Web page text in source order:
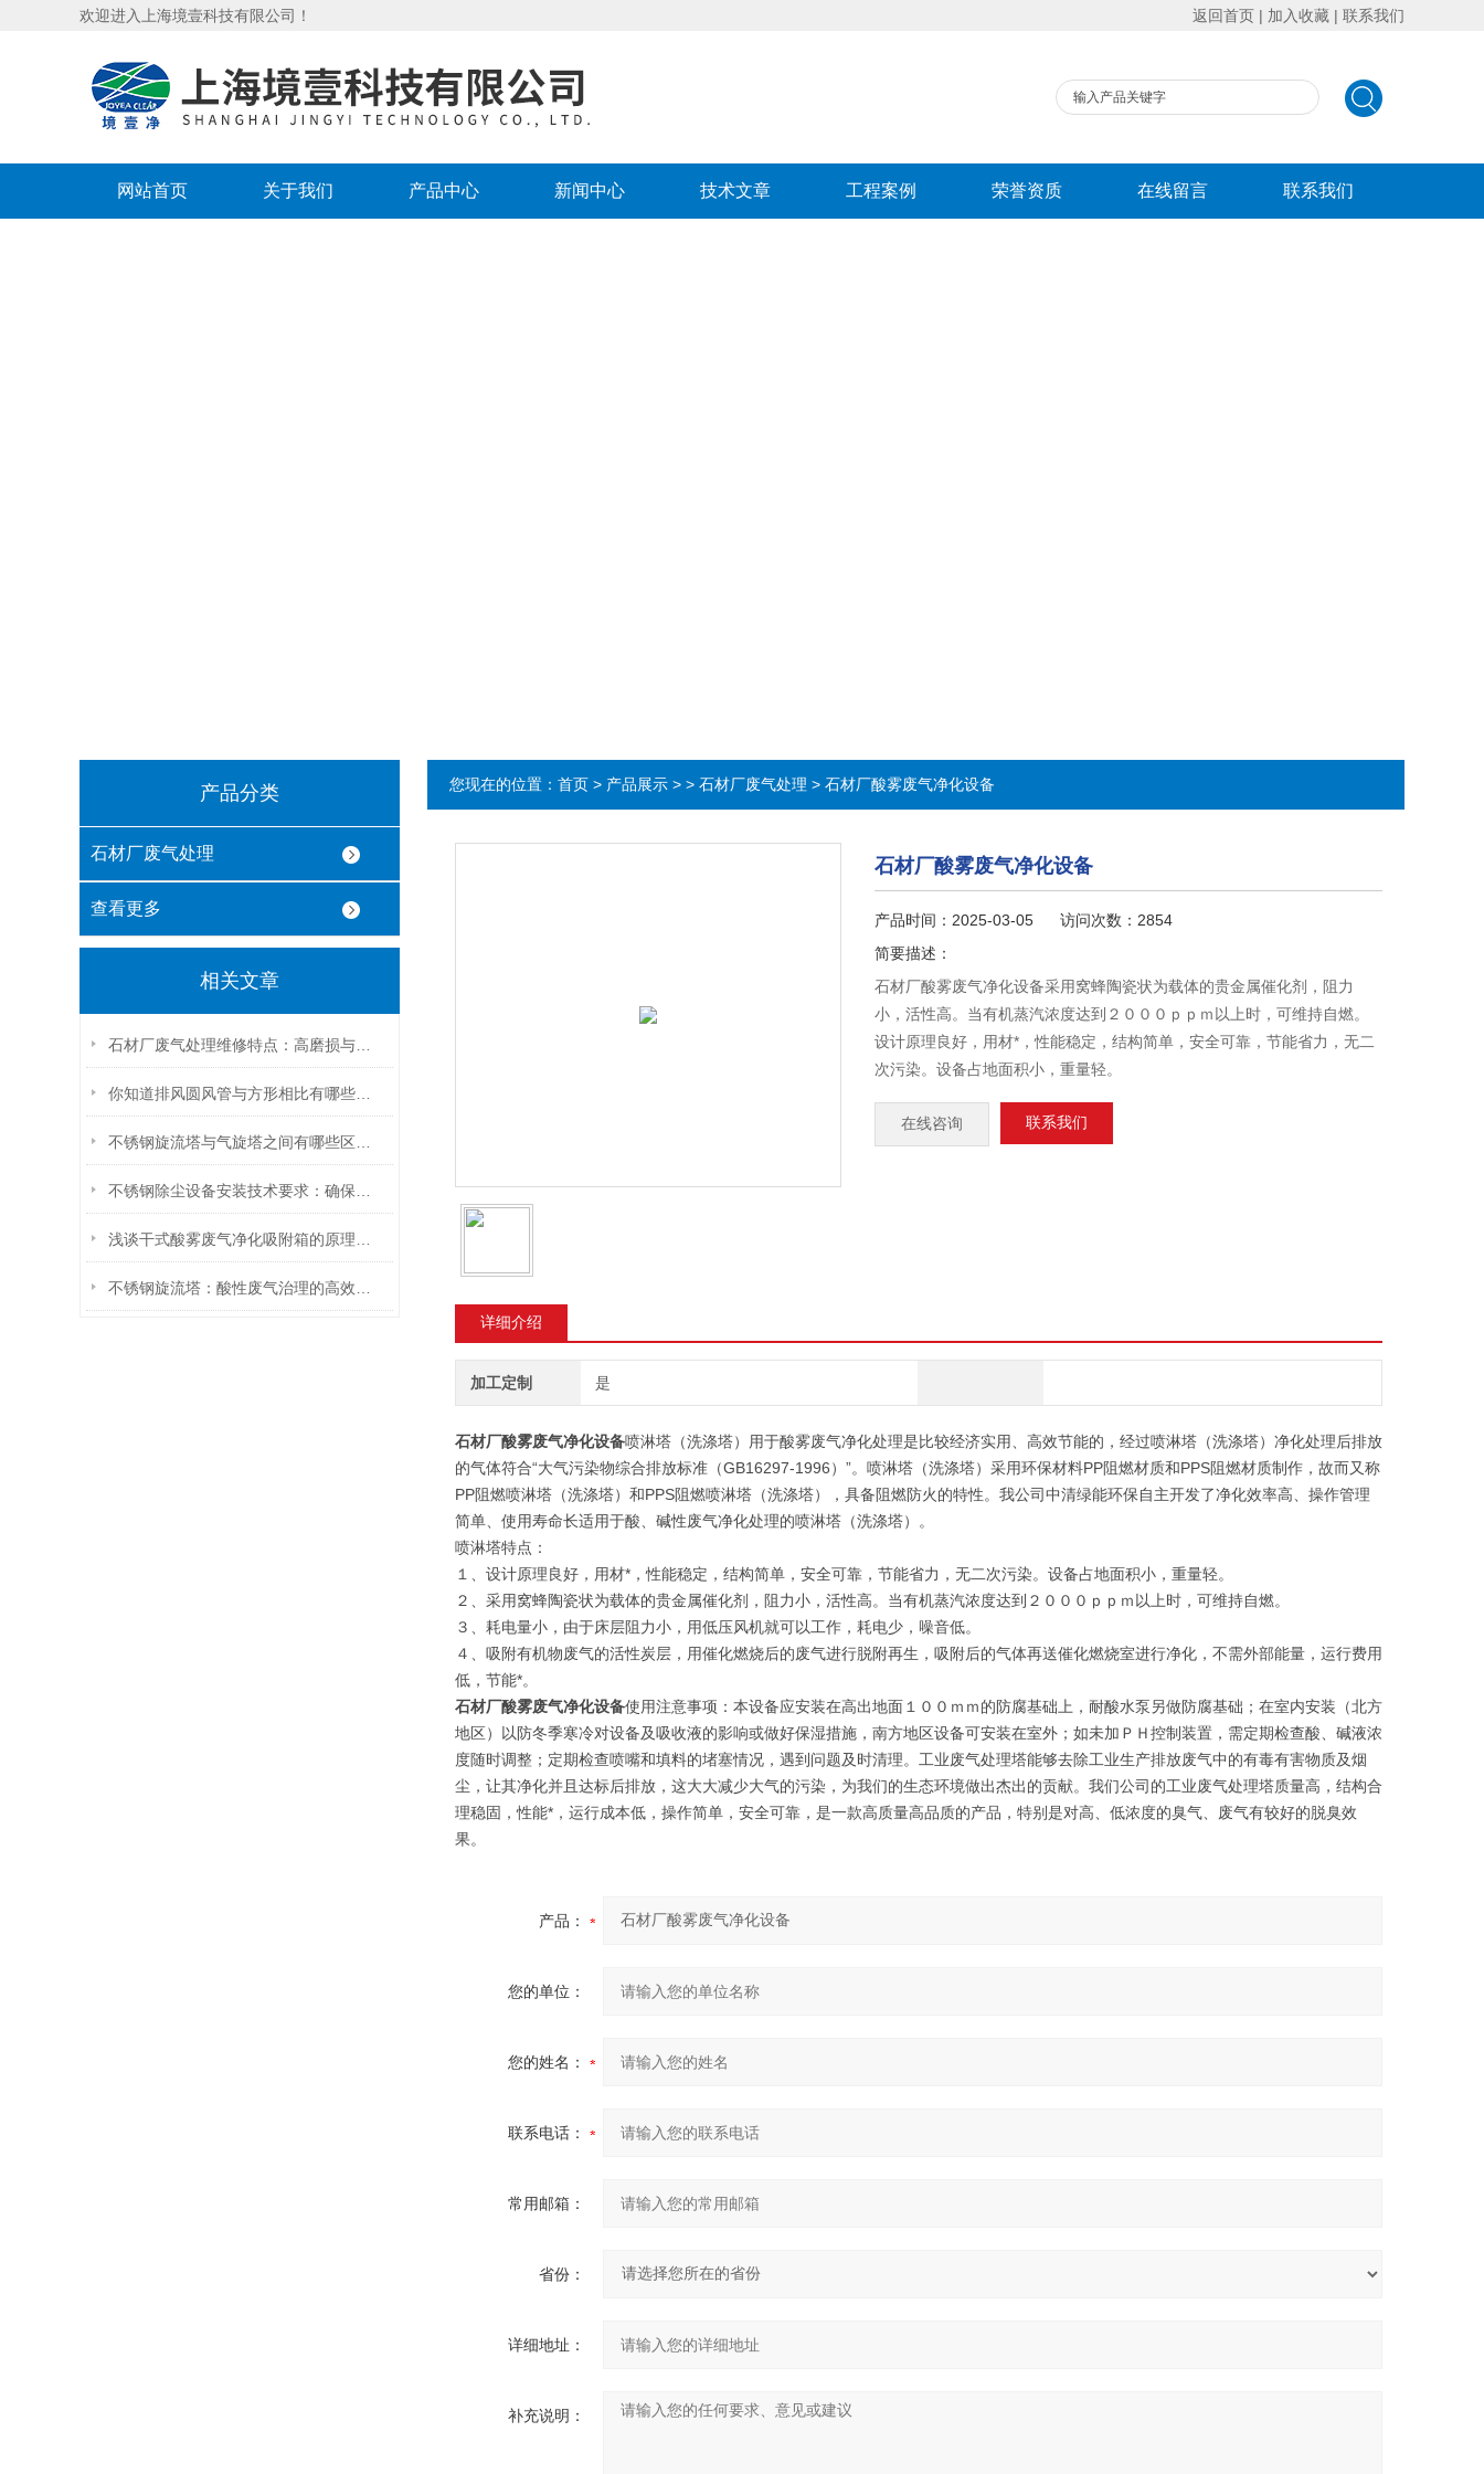
欢迎进入上海境壹科技有限公司！ 返回首页 | 加入收藏 | 联系我们
网站首页 关于我们 产品中心 新闻中心 技术文章 工程案例 荣誉资质 在线留言 联系我们
产品分类
石材厂废气处理
查看更多
相关文章
您现在的位置： 首页 > 产品展示 > > 石材厂废气处理 > 石材厂酸雾废气净化设备
石材厂酸雾废气净化设备
产品时间：2025-03-05 访问次数：2854
简要描述：
石材厂酸雾废气净化设备采用窝蜂陶瓷状为载体的贵金属催化剂，阻力
小，活性高。当有机蒸汽浓度达到２０００ｐｐｍ以上时，可维持自燃。
设计原理良好，用材*，性能稳定，结构简单，安全可靠，节能省力，无二
次污染。设备占地面积小，重量轻。
在线咨询 联系我们
详细介绍
加工定制 是
石材厂酸雾废气净化设备喷淋塔（洗涤塔）用于酸雾废气净化处理是比较经济实用、高效节能的，经过喷淋塔（洗涤塔）净化处理后排放
的气体符合“大气污染物综合排放标准（GB16297-1996）”。喷淋塔（洗涤塔）采用环保材料PP阻燃材质和PPS阻燃材质制作，故而又称
PP阻燃喷淋塔（洗涤塔）和PPS阻燃喷淋塔（洗涤塔），具备阻燃防火的特性。我公司中清绿能环保自主开发了净化效率高、操作管理
简单、使用寿命长适用于酸、碱性废气净化处理的喷淋塔（洗涤塔）。
喷淋塔特点：
１、设计原理良好，用材*，性能稳定，结构简单，安全可靠，节能省力，无二次污染。设备占地面积小，重量轻。
２、采用窝蜂陶瓷状为载体的贵金属催化剂，阻力小，活性高。当有机蒸汽浓度达到２０００ｐｐｍ以上时，可维持自燃。
３、耗电量小，由于床层阻力小，用低压风机就可以工作，耗电少，噪音低。
４、吸附有机物废气的活性炭层，用催化燃烧后的废气进行脱附再生，吸附后的气体再送催化燃烧室进行净化，不需外部能量，运行费用
低，节能*。
石材厂酸雾废气净化设备使用注意事项：本设备应安装在高出地面１００ｍｍ的防腐基础上，耐酸水泵另做防腐基础；在室内安装（北方
地区）以防冬季寒冷对设备及吸收液的影响或做好保湿措施，南方地区设备可安装在室外；如未加ＰＨ控制装置，需定期检查酸、碱液浓
度随时调整；定期检查喷嘴和填料的堵塞情况，遇到问题及时清理。工业废气处理塔能够去除工业生产排放废气中的有毒有害物质及烟
尘，让其净化并且达标后排放，这大大减少大气的污染，为我们的生态环境做出杰出的贡献。我们公司的工业废气处理塔质量高，结构合
理稳固，性能*，运行成本低，操作简单，安全可靠，是一款高质量高品质的产品，特别是对高、低浓度的臭气、废气有较好的脱臭效
果。
产品：
您的单位：
您的姓名：
联系电话：
常用邮箱：
省份：
详细地址：
补充说明：